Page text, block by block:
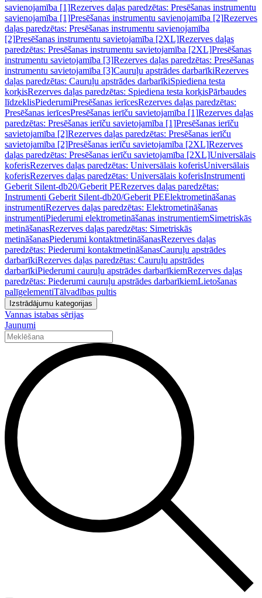
savienojamība [1]Rezerves daļas paredzētas: Presēšanas instrumentu
savienojamība [1]Presēšanas instrumentu savienojamība [2]Rezerves
daļas paredzētas: Presēšanas instrumentu savienojamība
[2]Presēšanas instrumentu savietojamība [2XL]Rezerves daļas
paredzētas: Presēšanas instrumentu savietojamība [2XL]Presēšanas
instrumentu savietojamība [3]Rezerves daļas paredzētas: Presēšanas
instrumentu savietojamība [3]Cauruļu apstrādes darbarīkiRezerves
daļas paredzētas: Cauruļu apstrādes darbarīkiSpiediena testa
korķisRezerves daļas paredzētas: Spiediena testa korķisPārbaudes
līdzeklisPiederumiPresēšanas ierīcesRezerves daļas paredzētas:
Presēšanas ierīcesPresēšanas ierīču savietojamība [1]Rezerves daļas
paredzētas: Presēšanas ierīču savietojamība [1]Presēšanas ierīču
savietojamība [2]Rezerves daļas paredzētas: Presēšanas ierīču
savietojamība [2]Presēšanas ierīču savietojamība [2XL]Rezerves
daļas paredzētas: Presēšanas ierīču savietojamība [2XL]Universālais
koferisRezerves daļas paredzētas: Universālais koferisUniversālais
koferisRezerves daļas paredzētas: Universālais koferisInstrumenti
Geberit Silent-db20/Geberit PERezerves daļas paredzētas:
Instrumenti Geberit Silent-db20/Geberit PEElektrometināšanas
instrumentiRezerves daļas paredzētas: Elektrometināšanas
instrumentiPiederumi elektrometināšanas instrumentiemSimetriskās
metināšanasRezerves daļas paredzētas: Simetriskās
metināšanasPiederumi kontaktmetināšanasRezerves daļas
paredzētas: Piederumi kontaktmetināšanasCauruļu apstrādes
darbarīkiRezerves daļas paredzētas: Cauruļu apstrādes
darbarīkiPiederumi cauruļu apstrādes darbarīkiemRezerves daļas
paredzētas: Piederumi cauruļu apstrādes darbarīkiemLietošanas
palīgelementiTālvadības pultis
Izstrādājumu kategorijas
Vannas istabas sērijas
Jaunumi